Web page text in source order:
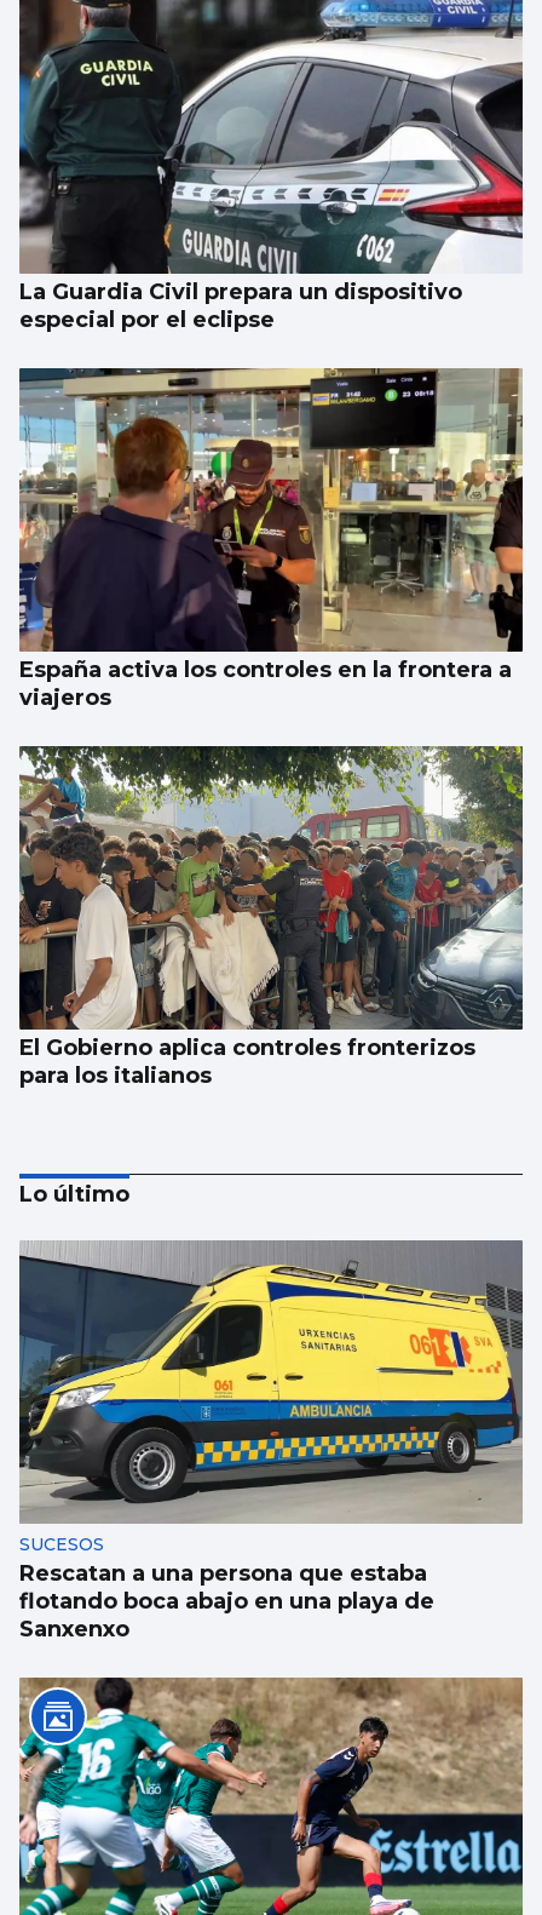
La Guardia Civil prepara un dispositivo
especial por el eclipse
España activa los controles en la frontera a
viajeros
El Gobierno aplica controles fronterizos
para los italianos
Se agrava la situación en Ceuta para
reubicar a los menores inmigrantes
Lo último
SUCESOS
Rescatan a una persona que estaba
flotando boca abajo en una playa de
Sanxenxo